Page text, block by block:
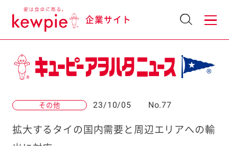
企業サイト
その他 23/10/05 No.77
拡大するタイの国内需要と周辺エリアへの輸